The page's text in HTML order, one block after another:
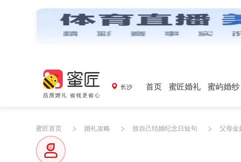
长沙 首页 蜜匠婚礼 蜜屿婚纱
蜜匠首页 婚礼攻略 致自己结婚纪念日短句 父母金